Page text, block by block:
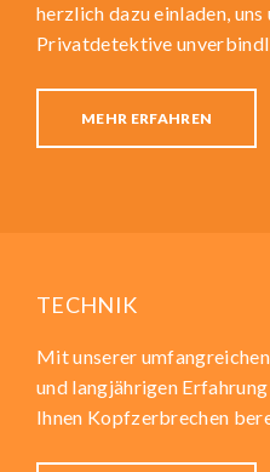
herzlich dazu einladen,
Privatdetektive
MEHR ERFAHREN
TECHNIK
Mit unserer
und langjährigen
Ihnen Kopfzerbrechen